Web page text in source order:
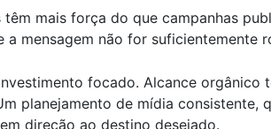
mais força do que campanhas
a mensagem não for suficientemente
focado. Alcance
planejamento de mídia
direção ao destino desejado.